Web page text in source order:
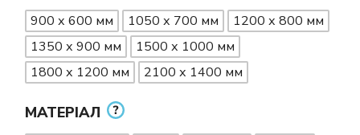
900 х 600 мм 1050 х 700 мм
1200 х 800 мм
1350 х 900 мм
1500 х 1000 мм
1800 х 1200 мм
2100 х 1400 мм
МАТЕРІАЛ